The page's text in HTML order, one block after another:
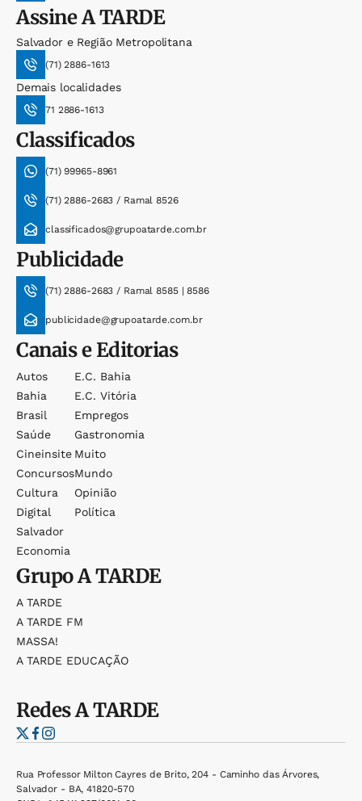
AssineA TARDE
Salvador e Região Metropolitana
(71) 2886-1613
Demais localidades
71 2886-1613
Classificados
(71) 99965-8961
(71) 2886-2683 / Ramal 8526
classificados@grupoatarde.com.br
Publicidade
(71) 2886-2683 / Ramal 8585 | 8586
publicidade@grupoatarde.com.br
Canais e Editorias
Autos
Bahia
Brasil
Saúde
Cineinsite
Concursos
Cultura
Digital
Salvador
Economia
E.c. Bahia
E.c. Vitória
Empregos
Gastronomia
Muito
Mundo
Opinião
Política
GrupoA TARDE
A TARDE
A TARDE FM
MASSA!
A TARDE EDUCAÇÃO
RedesA TARDE
Rua Professor Milton Cayres de Brito, 204 - Caminho das Árvores,
Salvador - BA, 41820-570